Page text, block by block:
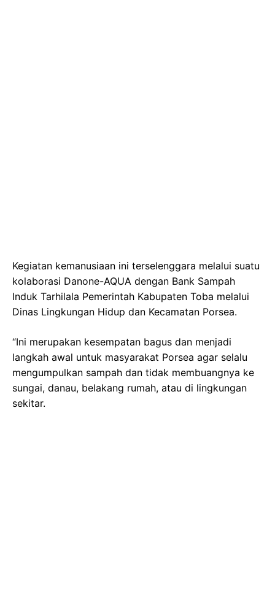
Kegiatan kemanusiaan ini terselenggara melalui suatu
kolaborasi Danone-AQUA dengan Bank Sampah
Induk Tarhilala Pemerintah Kabupaten Toba melalui
Dinas Lingkungan Hidup dan Kecamatan Porsea.
“Ini merupakan kesempatan bagus dan menjadi
langkah awal untuk masyarakat Porsea agar selalu
mengumpulkan sampah dan tidak membuangnya ke
sungai, danau, belakang rumah, atau di lingkungan
sekitar.